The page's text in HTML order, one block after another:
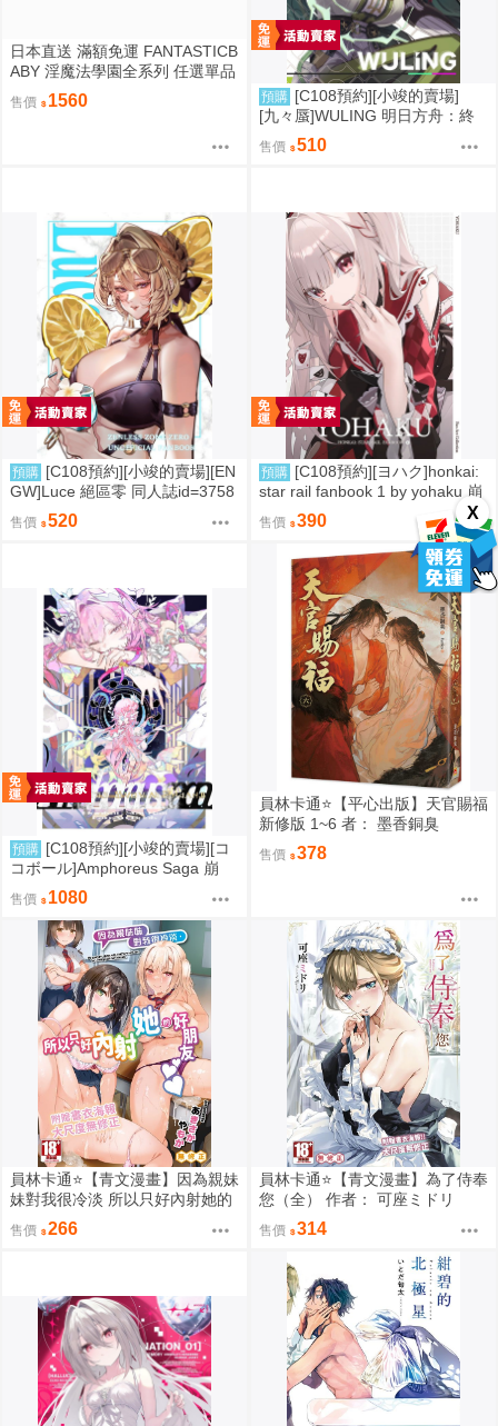
X
日本直送 滿額免運 FANTASTICB
ABY 淫魔法學園全系列 任選單品
/ 3位學妹豪華全套組 疾風雷神
售價 1560 預購 [C108預約][小竣的賣場]
[九々蜃]WULING 明日方舟：終
末地 同人誌id=3774619
售價 510
預購 [C108預約][小竣的賣場][EN
GW]Luce 絕區零 同人誌id=3758
售價 520
預購 [C108預約][ヨハク]honkai:
star rail fanbook 1 by yohaku 崩
壞：星穹鐵道 同人誌id=3767971
售價 390
預購 [C108預約][小竣的賣場][コ
コボール]Amphoreus Saga 崩
壞：星穹鐵道 同人誌id=3745928
售價 1080
員林卡通⭐️【平心出版】天官賜福
新修版 1~6 者： 墨香銅臭
售價 378
員林卡通⭐️【青文漫畫】因為親妹
妹對我很冷淡 所以只好內射她的
好朋友（全） 作者： あきさかや
もか
售價 266
員林卡通⭐️【青文漫畫】為了侍奉
您（全） 作者： 可座ミドリ
售價 314